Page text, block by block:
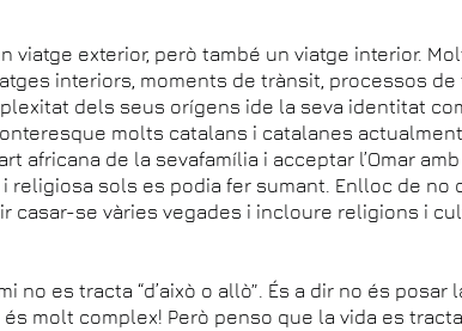
viatge exterior, però també un viatge interior.
interiors, moments de trànsit, processos de
dels seus orígens ide la seva identitat
molts catalans i catalanes
africana de la sevafamília i acceptar l’Omar
religiosa sols es podia fer sumant. Enlloc de no
casar-se vàries vegades i incloure religions i
no es tracta “d’això o allò”. És a dir no és posar
és molt complex! Però penso que la vida es tracta